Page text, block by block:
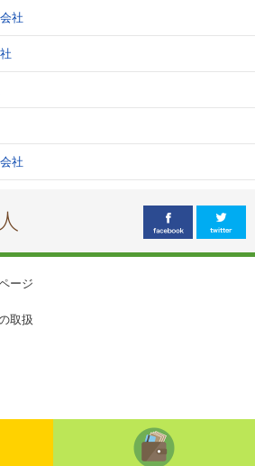
社
社
ージ
取扱
カードローン